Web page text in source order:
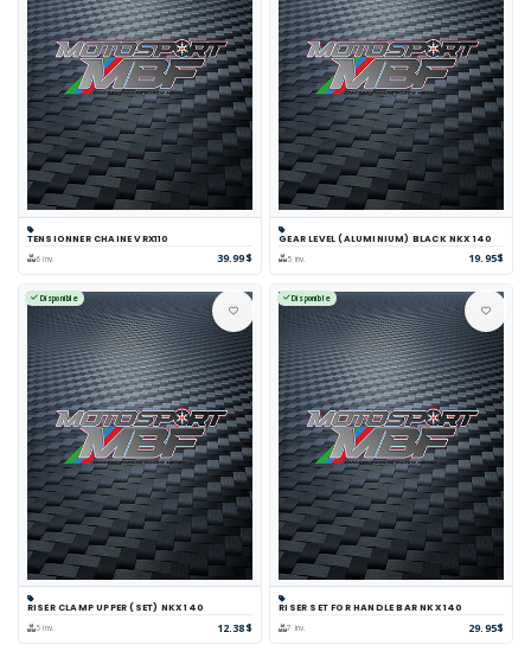
TENSIONNER CHAINE VRX110
6 inv. 39.99$
GEAR LEVEL (ALUMINIUM) BLACK NKX 140
5 inv. 19.95$
Disponible
RISER CLAMP UPPER (SET) NKX 140
5 inv. 12.38$
Disponible
RISER SET FOR HANDLE BAR NKX 140
7 inv. 29.95$